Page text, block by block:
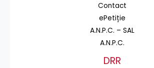
Contact
ePetiție
A.N.P.C. – SAL
A.N.P.C.
DRR